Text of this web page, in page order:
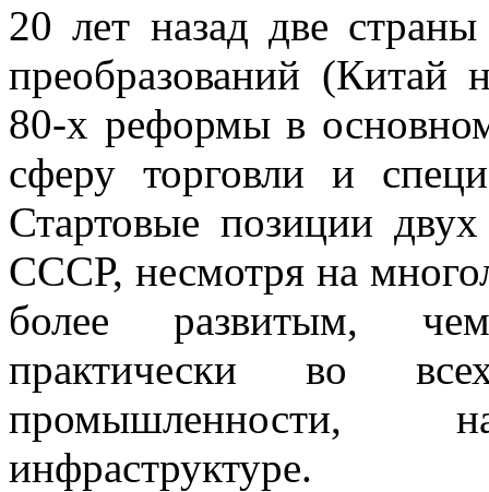
20 лет назад две
преобразований (Китай
80-х реформы в
сферу торговли и
Стартовые позиции
СССР, несмотря на
более развитым,
практически во
промышленности,
инфраструктуре.